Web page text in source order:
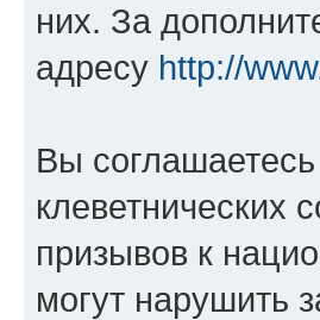
них. За
адресу http://
Вы
клеветнических
призывов к
могут нарушить